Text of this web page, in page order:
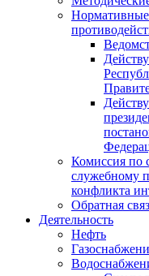
Комиссия по
служебному
конфликта
Обратная
Деятельность
Нефть